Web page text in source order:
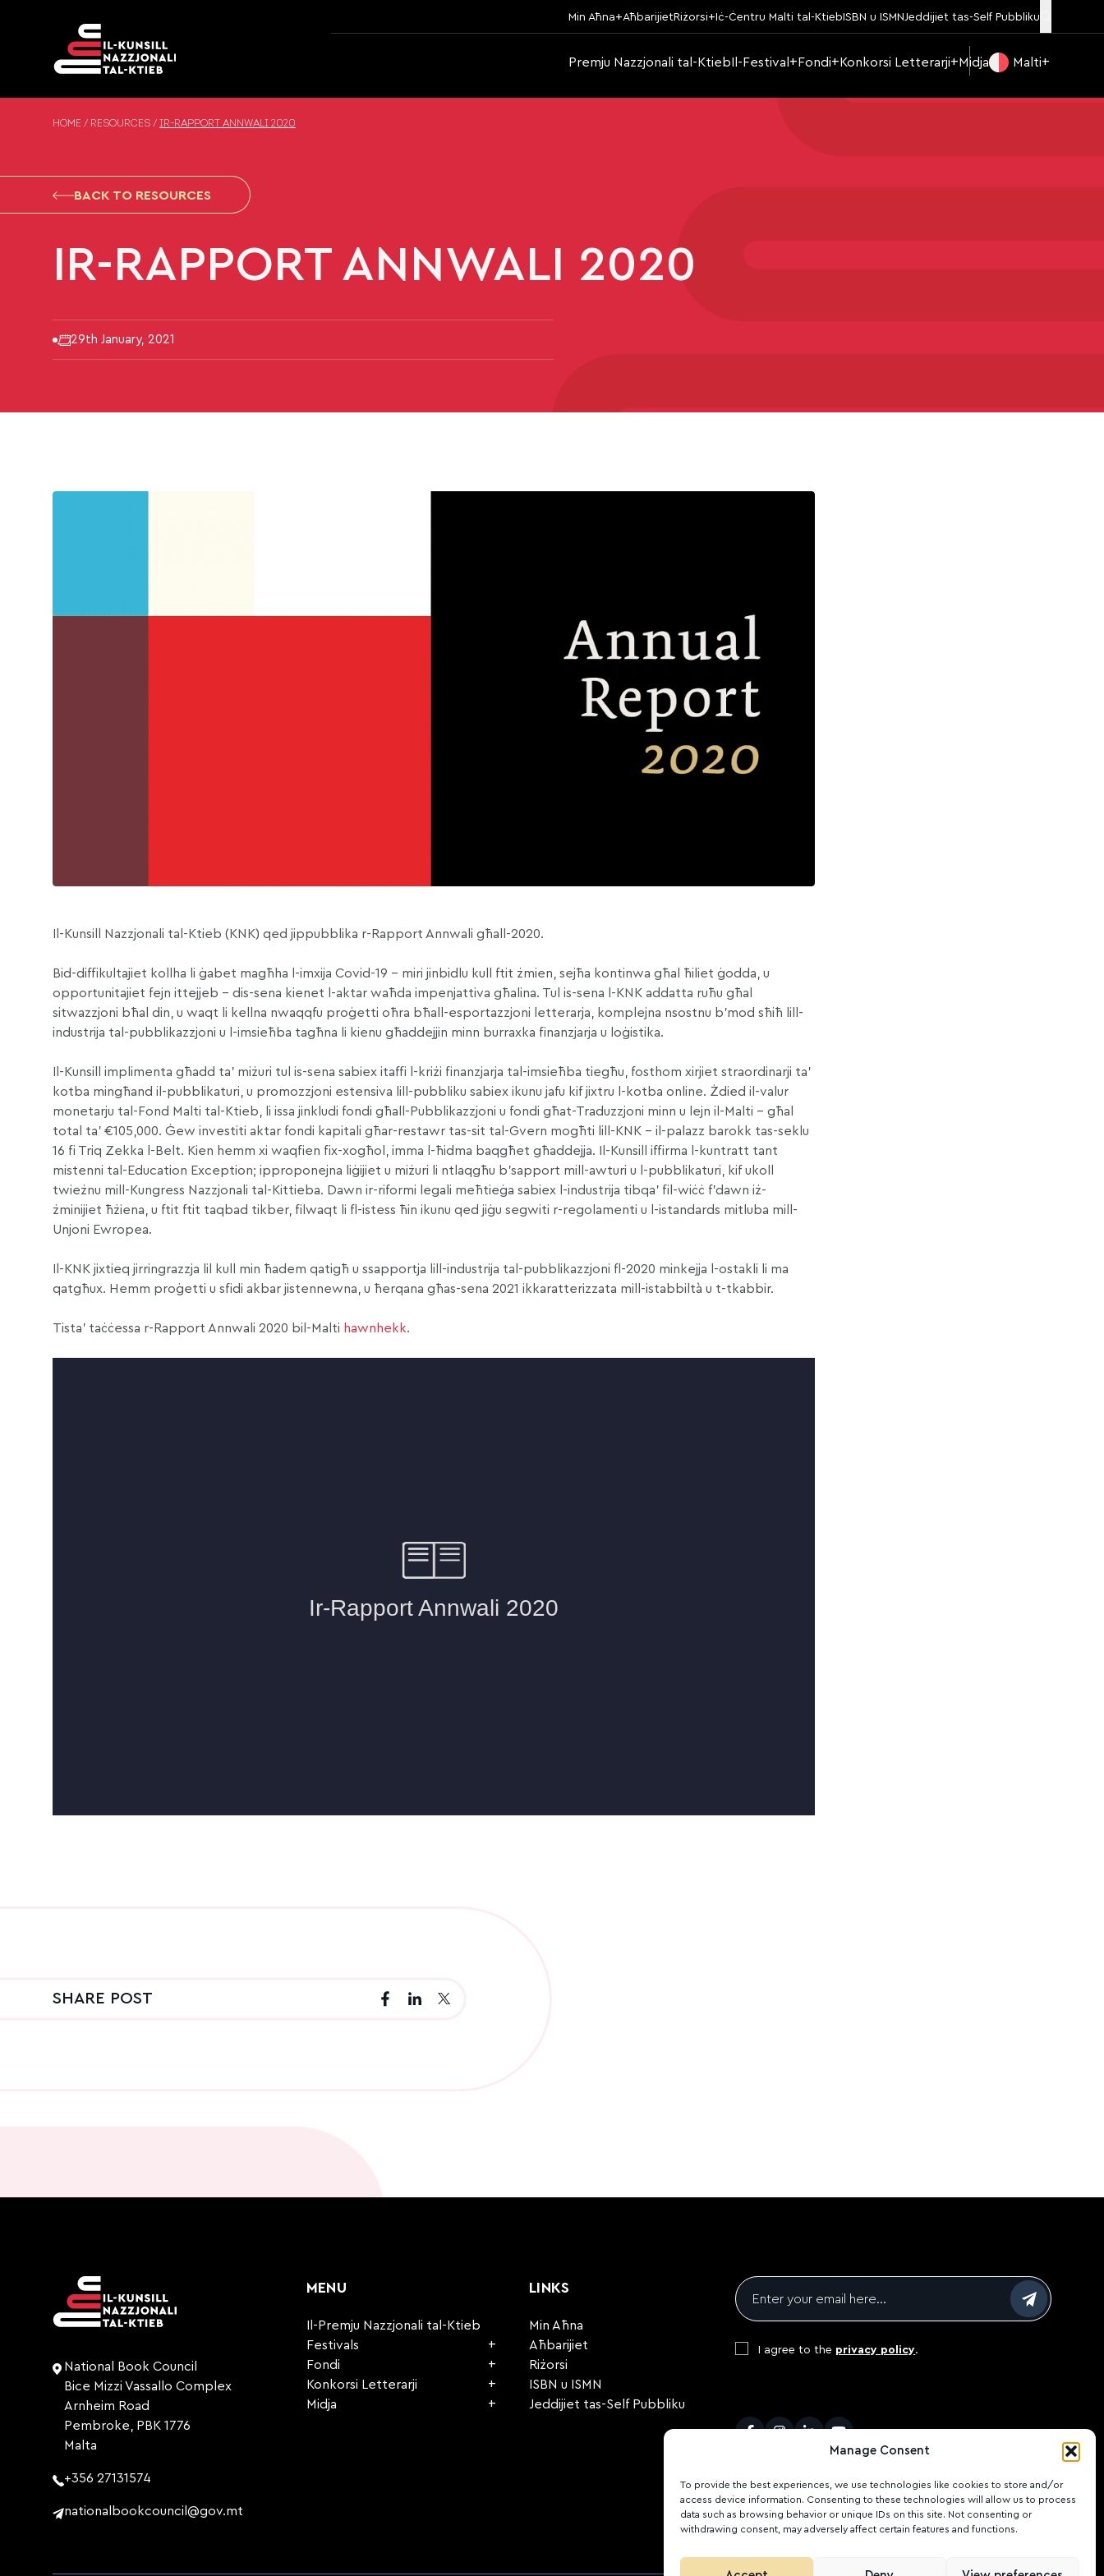
Manage Consent
To provide the best experiences, we use technologies like cookies to store and/or
access device information. Consenting to these technologies will allow us to process
data such as browsing behavior or unique IDs on this site. Not consenting or
withdrawing consent, may adversely affect certain features and functions.
Min Aħna AħbarijietRiżorsi Iċ-Ċentru Malti tal-Ktieb ISBN u ISMNJeddijiet tas-Self Pubbliku
Premju Nazzjonali tal-Ktieb Il-Festival Fondi Konkorsi Letterarji Midja Malti
HOME / RESOURCES / IR-RAPPORT ANNWALI 2020
BACK TO RESOURCES
IR-RAPPORT ANNWALI 2020
29th January, 2021
Il-Kunsill Nazzjonali tal-Ktieb (KNK) qed jippubblika r-Rapport Annwali għall-2020.
Bid-diffikultajiet kollha li ġabet magħha l-imxija Covid-19 – miri jinbidlu kull ftit żmien, sejħa kontinwa għal ħiliet ġodda, u
opportunitajiet fejn ittejjeb – dis-sena kienet l-aktar waħda impenjattiva għalina. Tul is-sena l-KNK addatta ruħu għal
sitwazzjoni bħal din, u waqt li kellna nwaqqfu proġetti oħra bħall-esportazzjoni letterarja, komplejna nsostnu b’mod sħiħ lill-
industrija tal-pubblikazzjoni u l-imsieħba tagħna li kienu għaddejjin minn burraxka finanzjarja u loġistika.
Il-Kunsill implimenta għadd ta’ miżuri tul is-sena sabiex itaffi l-kriżi finanzjarja tal-imsieħba tiegħu, fosthom xirjiet straordinarji ta’
kotba mingħand il-pubblikaturi, u promozzjoni estensiva lill-pubbliku sabiex ikunu jafu kif jixtru l-kotba online. Żdied il-valur
monetarju tal-Fond Malti tal-Ktieb, li issa jinkludi fondi għall-Pubblikazzjoni u fondi għat-Traduzzjoni minn u lejn il-Malti – għal
total ta’ €105,000. Ġew investiti aktar fondi kapitali għar-restawr tas-sit tal-Gvern mogħti lill-KNK – il-palazz barokk tas-seklu
16 fi Triq Zekka l-Belt. Kien hemm xi waqfien fix-xogħol, imma l-ħidma baqgħet għaddejja. Il-Kunsill iffirma l-kuntratt tant
mistenni tal-Education Exception; ipproponejna liġijiet u miżuri li ntlaqgħu b’sapport mill-awturi u l-pubblikaturi, kif ukoll
twieżnu mill-Kungress Nazzjonali tal-Kittieba. Dawn ir-riformi legali meħtieġa sabiex l-industrija tibqa’ fil-wiċċ f’dawn iż-
żminijiet ħżiena, u ftit ftit taqbad tikber, filwaqt li fl-istess ħin ikunu qed jiġu segwiti r-regolamenti u l-istandards mitluba mill-
Unjoni Ewropea.
Il-KNK jixtieq jirringrazzja lil kull min ħadem qatigħ u ssapportja lill-industrija tal-pubblikazzjoni fl-2020 minkejja l-ostakli li ma
qatgħux. Hemm proġetti u sfidi akbar jistennewna, u ħerqana għas-sena 2021 ikkaratterizzata mill-istabbiltà u t-tkabbir.
Tista’ taċċessa r-Rapport Annwali 2020 bil-Malti hawnhekk.
SHARE POST
National Book Council
Bice Mizzi Vassallo Complex
Arnheim Road
Pembroke, PBK 1776
Malta
+356 27131574
nationalbookcouncil@gov.mt
MENU
Il-Premju Nazzjonali tal-Ktieb
Festivals
Fondi
Konkorsi Letterarji
Midja
LINKS
Min Aħna
Aħbarijiet
Riżorsi
ISBN u ISMN
Jeddijiet tas-Self Pubbliku
Email
Consent*
I agree to the privacy policy.